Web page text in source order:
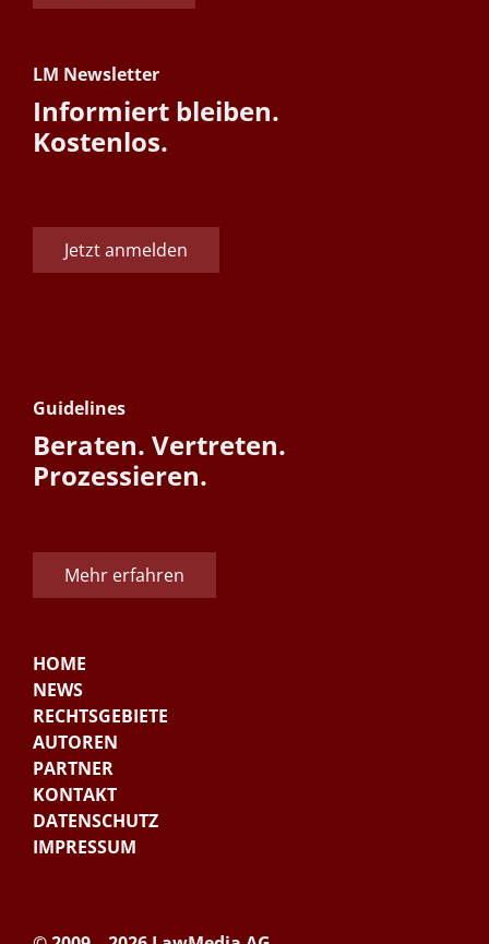
LM Newsletter
Informiert bleiben.
Kostenlos.
Jetzt anmelden
Guidelines
Beraten. Vertreten.
Prozessieren.
Mehr erfahren
HOME
NEWS
RECHTSGEBIETE
AUTOREN
PARTNER
KONTAKT
DATENSCHUTZ
IMPRESSUM